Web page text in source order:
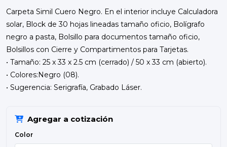
Carpeta Simil Cuero Negro. En el interior incluye Calculadora
solar, Block de 30 hojas lineadas tamaño oficio, Bolígrafo
negro a pasta, Bolsillo para documentos tamaño oficio,
Bolsillos con Cierre y Compartimentos para Tarjetas.
• Tamaño: 25 x 33 x 2.5 cm (cerrado) / 50 x 33 cm (abierto).
• Colores:Negro (08).
• Sugerencia: Serigrafía, Grabado Láser.
Agregar a cotización
Color